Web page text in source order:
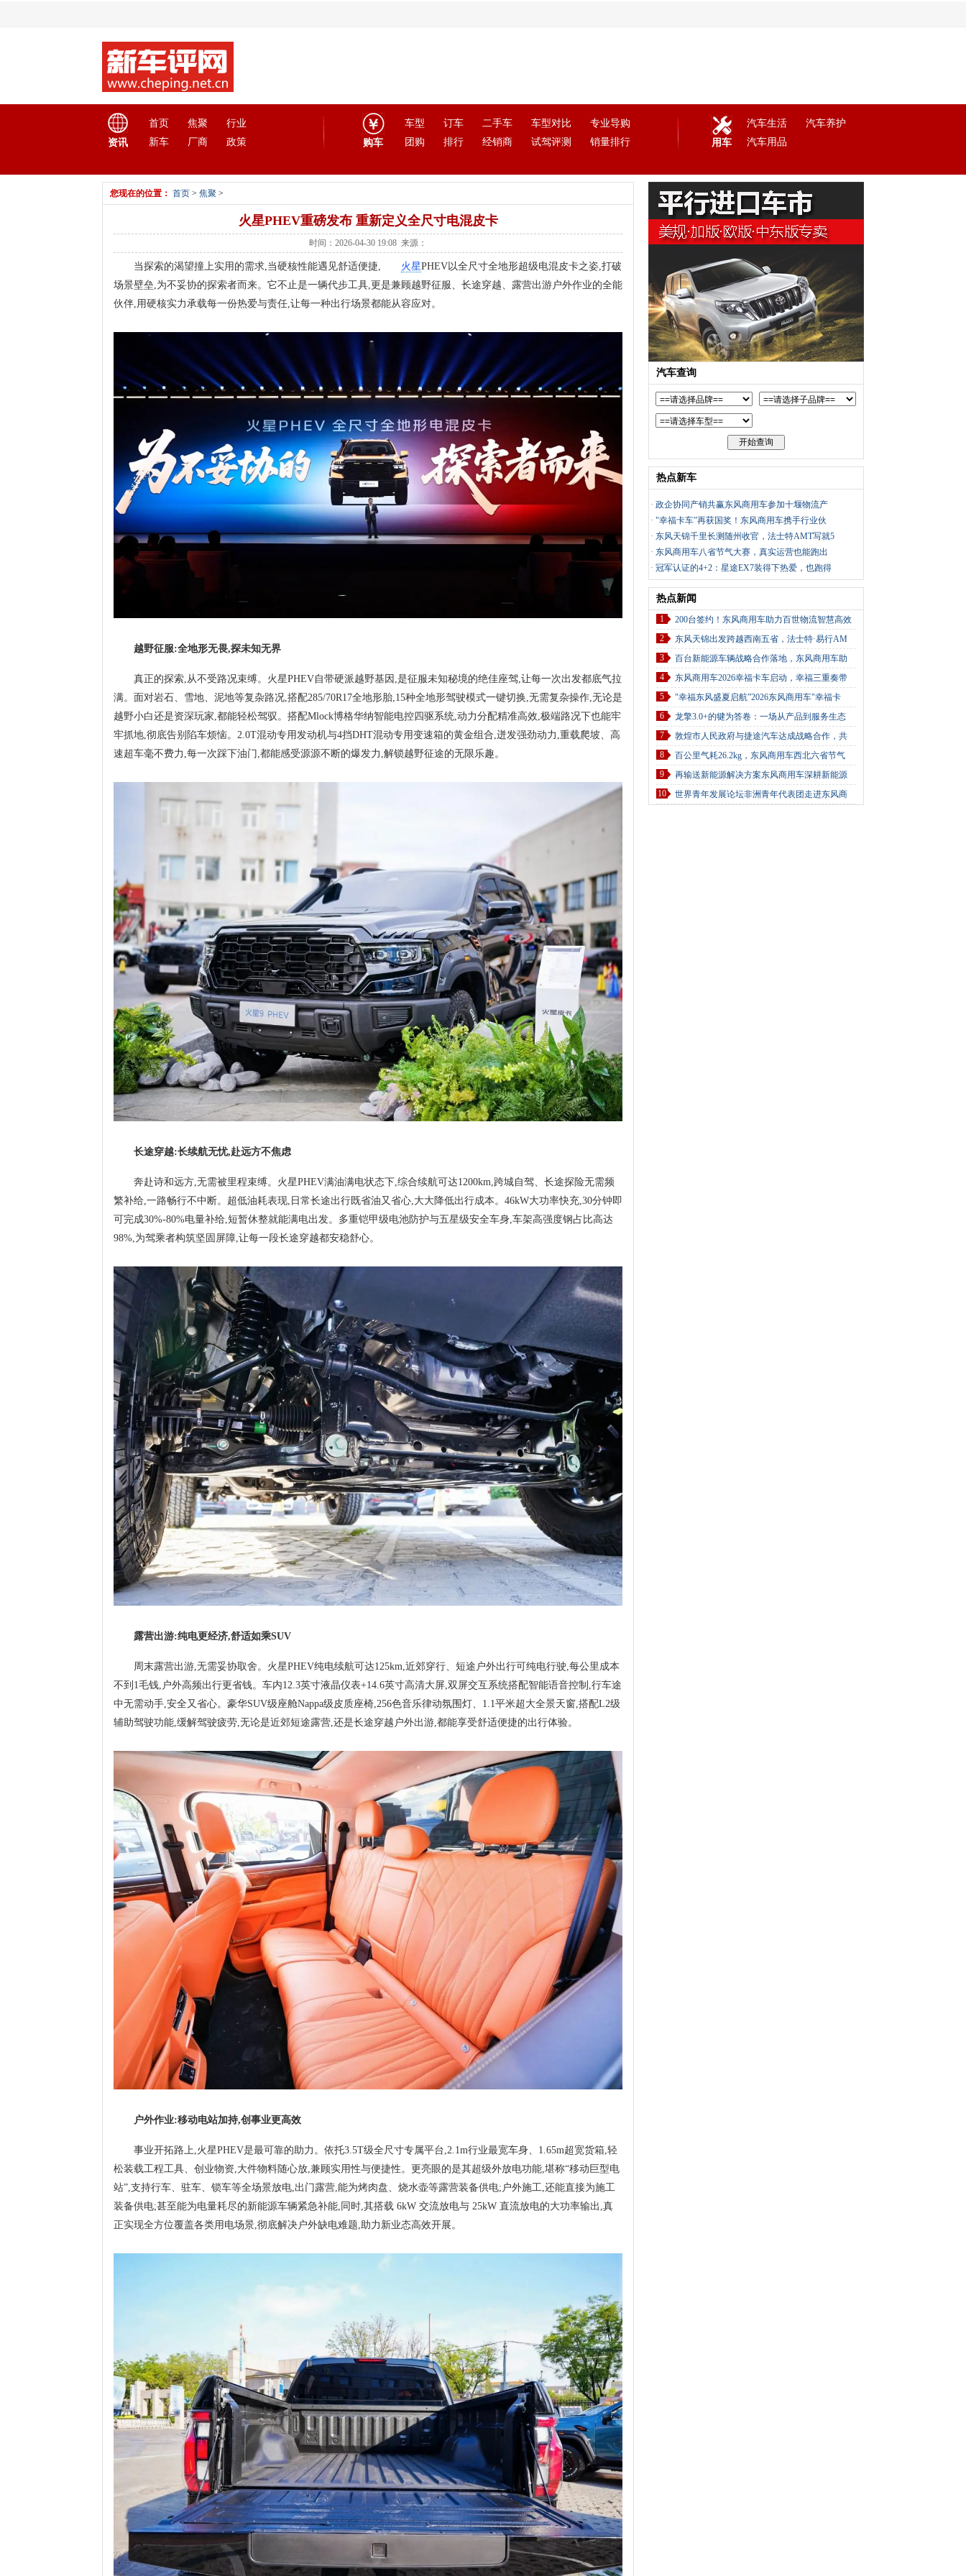
资讯
首页 焦聚
行业
新车
厂商 政策 购车
车型 订车 二手车 车型对比
专业导购
团购
排行 经销商 试驾评测 销量排行 用车
汽车生活
汽车养护
汽车用品
您现在的位置： 首页 > 焦聚 >
火星PHEV重磅发布 重新定义全尺寸电混皮卡
时间：2026-04-30 19:08 来源：
当探索的渴望撞上实用的需求,当硬核性能遇见舒适便捷, 火星PHEV以全尺寸全地形超级电混皮卡之姿,打破
场景壁垒,为不妥协的探索者而来。它不止是一辆代步工具,更是兼顾越野征服、长途穿越、露营出游户外作业的全能
伙伴,用硬核实力承载每一份热爱与责任,让每一种出行场景都能从容应对。
越野征服:全地形无畏,探未知无界
真正的探索,从不受路况束缚。火星PHEV自带硬派越野基因,是征服未知秘境的绝佳座驾,让每一次出发都底气拉
满。面对岩石、雪地、泥地等复杂路况,搭配285/70R17全地形胎,15种全地形驾驶模式一键切换,无需复杂操作,无论是
越野小白还是资深玩家,都能轻松驾驭。搭配Mlock博格华纳智能电控四驱系统,动力分配精准高效,极端路况下也能牢
牢抓地,彻底告别陷车烦恼。2.0T混动专用发动机与4挡DHT混动专用变速箱的黄金组合,迸发强劲动力,重载爬坡、高
速超车毫不费力,每一次踩下油门,都能感受源源不断的爆发力,解锁越野征途的无限乐趣。
长途穿越:长续航无忧,赴远方不焦虑
奔赴诗和远方,无需被里程束缚。火星PHEV满油满电状态下,综合续航可达1200km,跨城自驾、长途探险无需频
繁补给,一路畅行不中断。超低油耗表现,日常长途出行既省油又省心,大大降低出行成本。46kW大功率快充,30分钟即
可完成30%-80%电量补给,短暂休整就能满电出发。多重铠甲级电池防护与五星级安全车身,车架高强度钢占比高达
98%,为驾乘者构筑坚固屏障,让每一段长途穿越都安稳舒心。
露营出游:纯电更经济,舒适如乘SUV
周末露营出游,无需妥协取舍。火星PHEV纯电续航可达125km,近郊穿行、短途户外出行可纯电行驶,每公里成本
不到1毛钱,户外高频出行更省钱。车内12.3英寸液晶仪表+14.6英寸高清大屏,双屏交互系统搭配智能语音控制,行车途
中无需动手,安全又省心。豪华SUV级座舱Nappa级皮质座椅,256色音乐律动氛围灯、1.1平米超大全景天窗,搭配L2级
辅助驾驶功能,缓解驾驶疲劳,无论是近郊短途露营,还是长途穿越户外出游,都能享受舒适便捷的出行体验。
户外作业:移动电站加持,创事业更高效
事业开拓路上,火星PHEV是最可靠的助力。依托3.5T级全尺寸专属平台,2.1m行业最宽车身、1.65m超宽货箱,轻
松装载工程工具、创业物资,大件物料随心放,兼顾实用性与便捷性。更亮眼的是其超级外放电功能,堪称“移动巨型电
站”,支持行车、驻车、锁车等全场景放电,出门露营,能为烤肉盘、烧水壶等露营装备供电;户外施工,还能直接为施工
装备供电;甚至能为电量耗尽的新能源车辆紧急补能,同时,其搭载 6kW 交流放电与 25kW 直流放电的大功率输出,真
正实现全方位覆盖各类用电场景,彻底解决户外缺电难题,助力新业态高效开展。
汽车查询
热点新车
· 政企协同产销共赢东风商用车参加十堰物流产
· "幸福卡车”再获国奖！东风商用车携手行业伙
· 东风天锦千里长测随州收官，法士特AMT写就5
· 东风商用车八省节气大赛，真实运营也能跑出
· 冠军认证的4+2：星途EX7装得下热爱，也跑得
热点新闻
1
200台签约！东风商用车助力百世物流智慧高效
2
东风天锦出发跨越西南五省，法士特·易行AM
3
百台新能源车辆战略合作落地，东风商用车助
4
东风商用车2026幸福卡车启动，幸福三重奏带
5
"幸福东风盛夏启航”2026东风商用车"幸福卡
6
龙擎3.0+的犍为答卷：一场从产品到服务生态
7
敦煌市人民政府与捷途汽车达成战略合作，共
8
百公里气耗26.2kg，东风商用车西北六省节气
9
再输送新能源解决方案东风商用车深耕新能源
10
世界青年发展论坛非洲青年代表团走进东风商